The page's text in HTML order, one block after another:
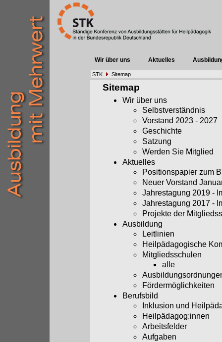
Wir über uns Aktuelles
STK Sitemap
Sitemap
Wir über uns
Selbstverständnis
Vorstand 2023 - 2027
Geschichte
Satzung
Werden Sie Mitglied
Aktuelles
Positionspapier zum
Neuer Vorstand
Jahrestagung 2019 -
Jahrestagung 2017 -
Projekte der
Ausbildung
Leitlinien
Heilpädagogische
Mitgliedsschulen
alle
Fördermöglichkeiten
Berufsbild
Inklusion und
Heilpädagog:innen
Arbeitsfelder
Aufgaben